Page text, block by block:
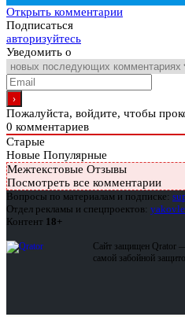
Открыть комментарии
Подписаться
авторизуйтесь
Уведомить о
Пожалуйста, войдите, чтобы
0 комментариев
Старые
Новые Популярные
Межтекстовые Отзывы
Посмотреть все комментарии
Вопросы по материалам и подписке:
Отдел рекламы и спецпроектов:
Контент 18+
Сайт защищен Qrator
самой забойной